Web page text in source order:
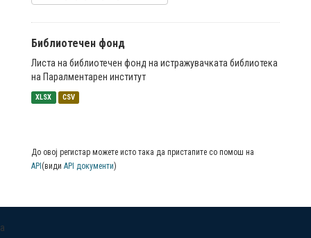
Библиотечен фонд
Листа на библиотечен фонд на истражувачката библиотека
на Паралментарен институт
XLSX CSV
До овој регистар можете исто така да пристапите со помош на
API (види API документи)
a